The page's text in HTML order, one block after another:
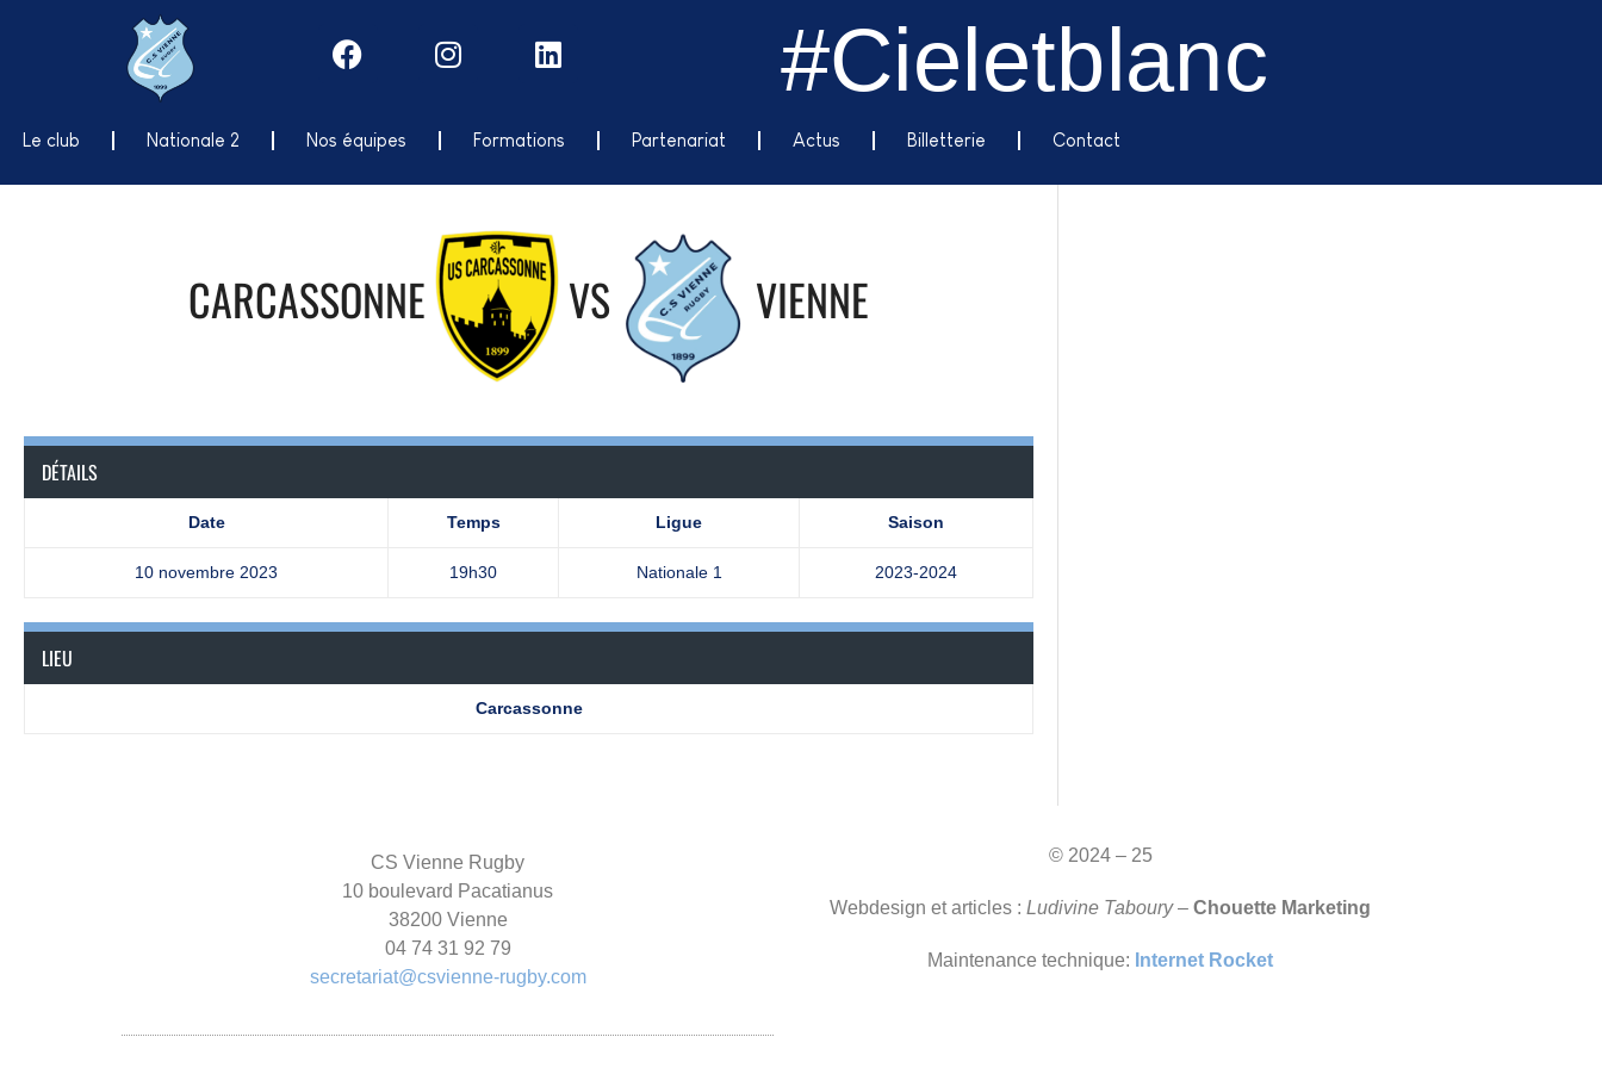
#Cieletblanc
Le club Nationale 2 Nos équipes Formations Partenariat Actus Billetterie Contact
CARCASSONNE VS VIENNE
DÉTAILS
Date Temps Ligue Saison
10 novembre 2023 19h30 Nationale 1 2023-2024
LIEU
Carcassonne
CS Vienne Rugby
10 boulevard Pacatianus
38200 Vienne
04 74 31 92 79
secretariat@csvienne-rugby.com
© 2024 – 25
Webdesign et articles :Ludivine Taboury–Chouette Marketing
Maintenance technique: Internet Rocket